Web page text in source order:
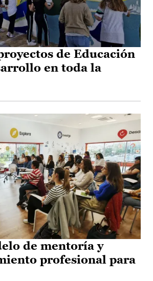
de Educación
en toda la
de mentoría y
profesional para